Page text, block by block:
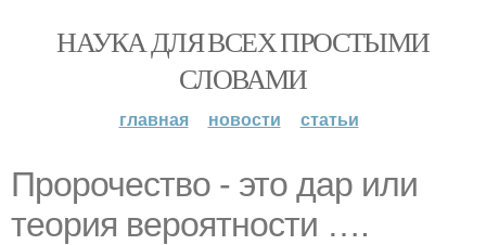
НАУКА ДЛЯ ВСЕХ ПРОСТЫМИ
СЛОВАМИ
главная новости статьи
Пророчество - это дар или
теория вероятности ….